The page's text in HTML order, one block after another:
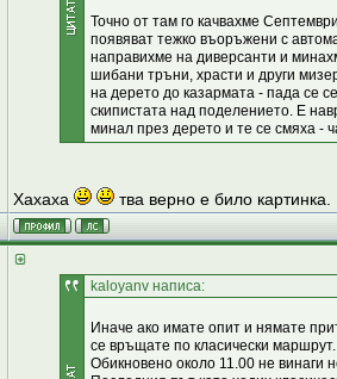
Точно от там го качвахме
появяват тежко въоръжени с
направихме на диверсанти и
шибани тръни, храсти и други
на дерето до казармата - пада се
скипистата над поделението. Е
минал през дерето и те се смяха -
Хахаха тва верно е било картинка.
kaloyanv написа:
Иначе ако имате опит и нямате
се връщате по класически
Обикновено около 11.00 не винаги